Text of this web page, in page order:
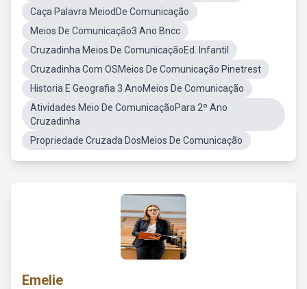
Caça Palavra MeiodDe Comunicação
Meios De Comunicação3 Ano Bncc
Cruzadinha Meios De ComunicaçãoEd. Infantil
Cruzadinha Com OSMeios De Comunicação Pinetrest
Historia E Geografia 3 AnoMeios De Comunicação
Atividades Meio De ComunicaçãoPara 2º Ano
Cruzadinha
Propriedade Cruzada DosMeios De Comunicação
Emelie